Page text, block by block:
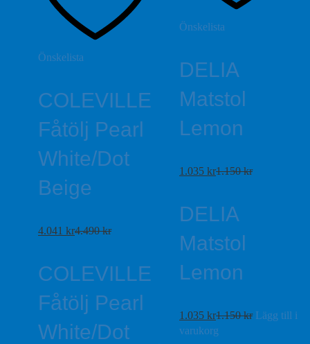
Önskelista
COLEVILLE
Fåtölj Pearl
White/Dot
Beige
4.041 kr4.490kr
COLEVILLE
Fåtölj Pearl
White/Dot
Önskelista
DELIA
Matstol
Lemon
1.035 kr1.150kr
DELIA
Matstol
Lemon
1.035 kr1.150kr Lägg till i
varukorg